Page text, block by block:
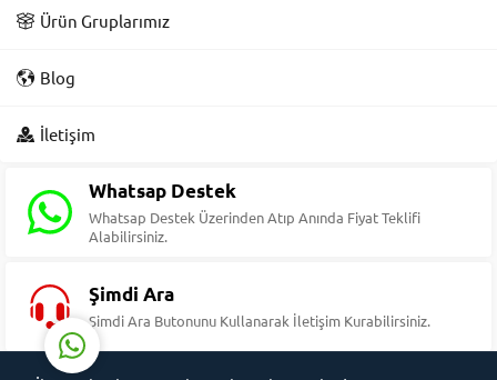
Ürün Gruplarımız
Blog
İletişim
Whatsap Destek
Whatsap Destek Üzerinden Atıp Anında Fiyat Teklifi
Alabilirsiniz.
Şimdi Ara
Şimdi Ara Butonunu Kullanarak İletişim Kurabilirsiniz.